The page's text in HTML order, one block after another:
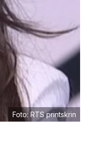
Foto: RTS printskrin